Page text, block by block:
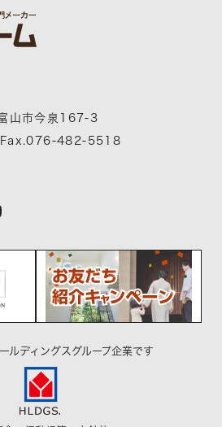
山市今泉167-3
482-5518
ルディングスグループ企業です